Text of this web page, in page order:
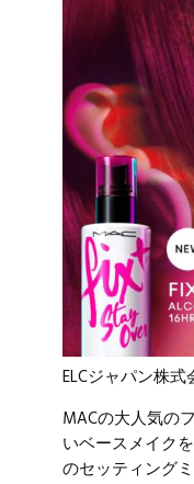
ELCジャパン株
MACの大人気の
いベースメイク
のセッティング